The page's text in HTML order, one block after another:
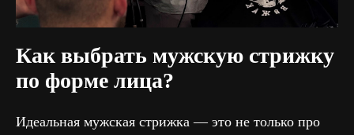
Как выбрать мужскую стрижку
по форме лица?
Идеальная мужская стрижка — это не только про